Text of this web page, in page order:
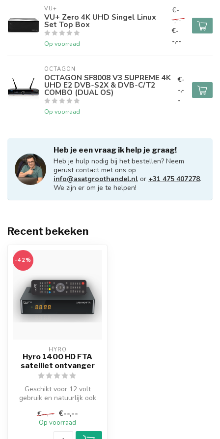
VU+
VU+ Zero 4K UHD Singel Linux
Set Top Box
Op voorraad
€-
-,--
€-
-,--
OCTAGON
OCTAGON SF8008 V3 SUPREME 4K
UHD E2 DVB-S2X & DVB-C/T2
COMBO (DUAL OS)
Op voorraad
€-
-,-
-
Heb je een vraag ik help je graag!
Heb je hulp nodig bij het bestellen? Neem
gerust contact met ons op
info@asatgroothandel.nl or +31 475 407278.
We zijn er om je te helpen!
Recent bekeken
-42%
HYRO
Hyro 1400 HD FTA
satelliet ontvanger
Geschikt voor 12 volt
gebruik en natuurlijk ook
HD FTA ontv...
€--,-- €--,--
Op voorraad